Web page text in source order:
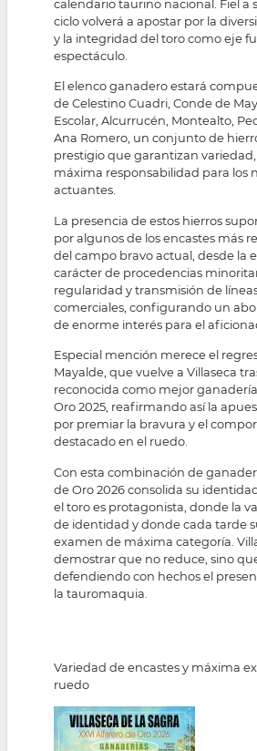
calendario taurino nacional. Fiel a
ciclo volverá a apostar por la
y la integridad del toro como eje
espectáculo.
El elenco ganadero estará
de Celestino Cuadri, Conde de
Escolar, Alcurrucén, Montealto,
Ana Romero, un conjunto de
prestigio que garantizan
máxima responsabilidad para los
actuantes.
La presencia de estos hierros
por algunos de los encastes más
del campo bravo actual, desde la
carácter de procedencias
regularidad y transmisión de
comerciales, configurando un
de enorme interés para el
Especial mención merece el
Mayalde, que vuelve a Villaseca
reconocida como mejor
Oro 2025, reafirmando así la
por premiar la bravura y el
destacado en el ruedo.
Con esta combinación de
de Oro 2026 consolida su
el toro es protagonista, donde la
de identidad y donde cada tarde
examen de máxima categoría.
demostrar que no reduce, sino
defendiendo con hechos el
la tauromaquia.
Variedad de encastes y máxima
ruedo